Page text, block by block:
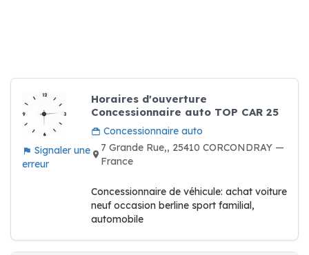
Signaler une
erreur
Horaires d'ouverture
Concessionnaire auto TOP CAR 25
Concessionnaire auto
7 Grande Rue,, 25410 CORCONDRAY —
France
Concessionnaire de véhicule: achat voiture
neuf occasion berline sport familial,
automobile